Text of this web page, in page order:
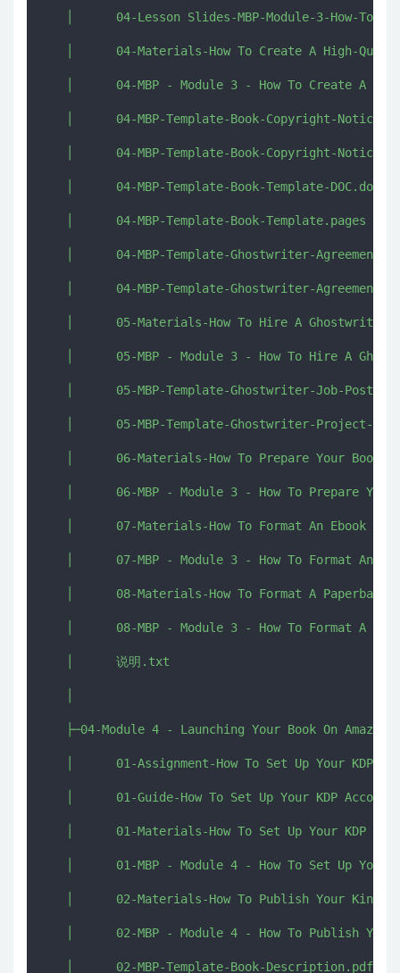
│      04-Lesson Slides-MBP-Module-3-How-To-
│      04-Materials-How To Create A High-
│      04-MBP - Module 3 - How To Create A
│      04-MBP-Template-Book-Copyright-
│      04-MBP-Template-Book-Copyright-
   │      04-MBP-Template-Book-Template-DOC.doc
   │      04-MBP-Template-Book-Template.pages
│      04-MBP-Template-Ghostwriter-
│      04-MBP-Template-Ghostwriter-
│      05-Materials-How To Hire A Ghostwriter
│      05-MBP - Module 3 - How To Hire A
│      05-MBP-Template-Ghostwriter-Job-
│      05-MBP-Template-Ghostwriter-Project-
│      06-Materials-How To Prepare Your Book
│      06-MBP - Module 3 - How To Prepare
│      07-Materials-How To Format An Ebook
│      07-MBP - Module 3 - How To Format An
│      08-Materials-How To Format A Paperback
│      08-MBP - Module 3 - How To Format A
   │      说明.txt
   ├─04-Module 4 - Launching Your Book On Amazon
│      01-Assignment-How To Set Up Your KDP
│      01-Guide-How To Set Up Your KDP
│      01-Materials-How To Set Up Your KDP
│      01-MBP - Module 4 - How To Set Up Your
│      02-Materials-How To Publish Your
│      02-MBP - Module 4 - How To Publish
   │      02-MBP-Template-Book-Description.pdf